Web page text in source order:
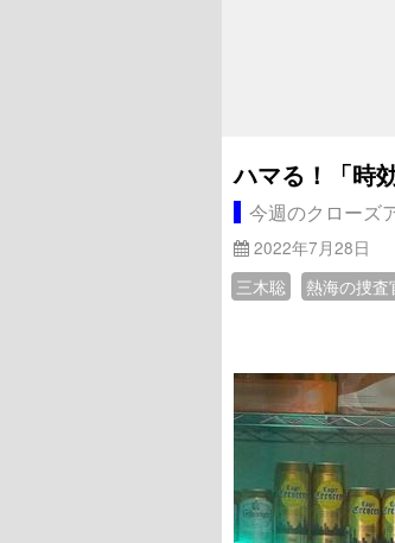
ハマる！「時
今週のクローズ
2022年7月28日
三木聡
熱海の捜査